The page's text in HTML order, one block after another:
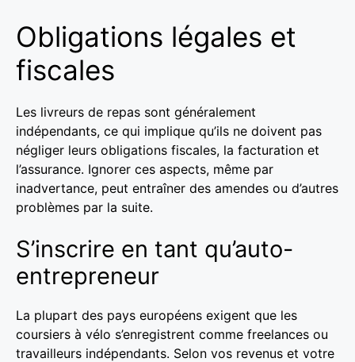
Obligations légales et
fiscales
Les livreurs de repas sont généralement
indépendants, ce qui implique qu’ils ne doivent pas
négliger leurs obligations fiscales, la facturation et
l’assurance. Ignorer ces aspects, même par
inadvertance, peut entraîner des amendes ou d’autres
problèmes par la suite.
S’inscrire en tant qu’auto-
entrepreneur
La plupart des pays européens exigent que les
coursiers à vélo s’enregistrent comme freelances ou
travailleurs indépendants. Selon vos revenus et votre